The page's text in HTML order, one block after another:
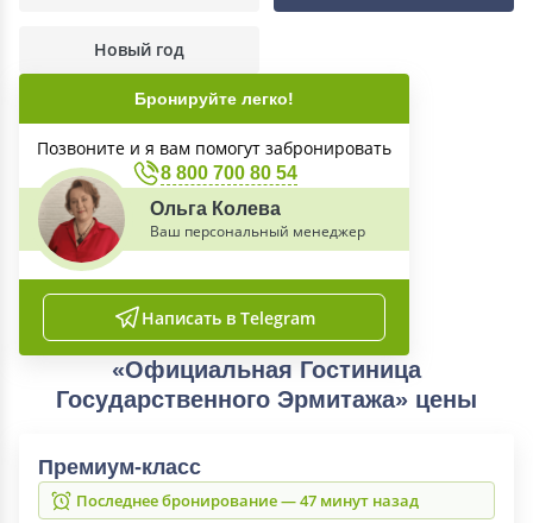
Новый год
Бронируйте легко!
Позвоните и я вам помогут забронировать
8 800 700 80 54
Ольга Колева
Ваш персональный менеджер
Написать в Telegram
«Официальная Гостиница
Государственного Эрмитажа» цены
Премиум-класс
Последнее бронирование — 47 минут назад